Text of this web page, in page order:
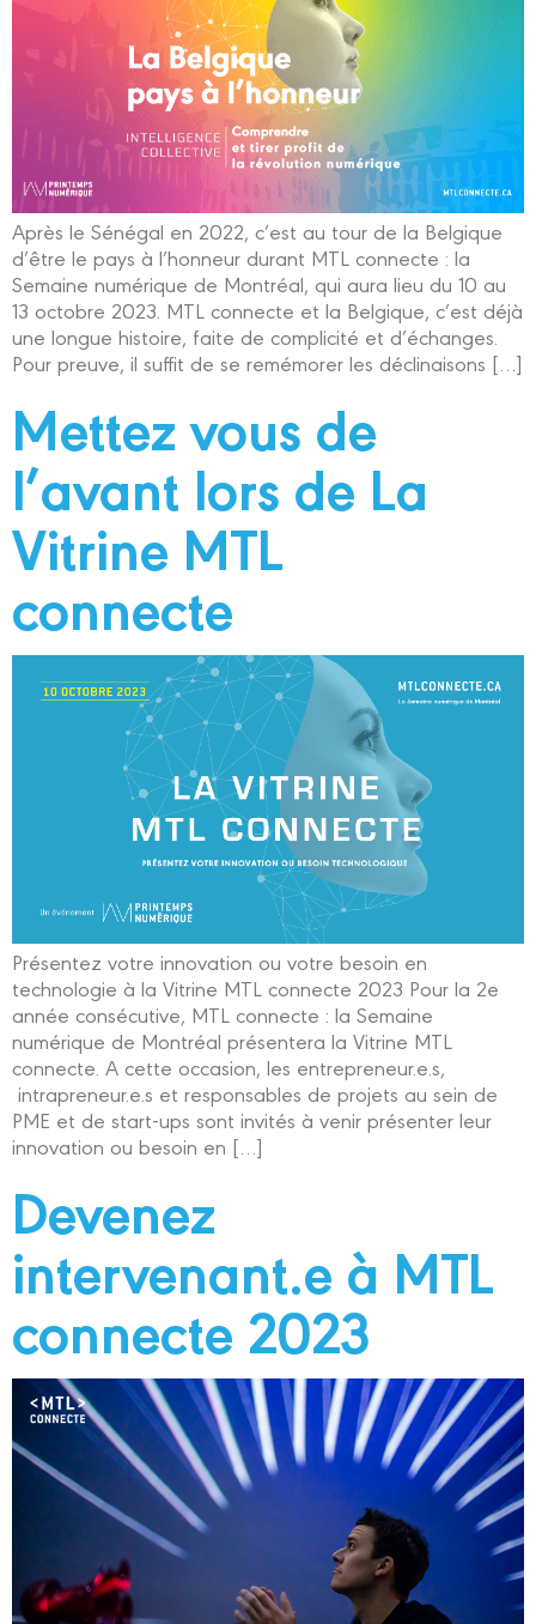
Après le Sénégal en 2022, c’est au tour de la Belgique
d’être le pays à l’honneur durant MTL connecte : la
Semaine numérique de Montréal, qui aura lieu du 10 au
13 octobre 2023. MTL connecte et la Belgique, c’est déjà
une longue histoire, faite de complicité et d’échanges.
Pour preuve, il suffit de se remémorer les déclinaisons […]
Mettez vous de
l’avant lors de La
Vitrine MTL
connecte
Présentez votre innovation ou votre besoin en
technologie à la Vitrine MTL connecte 2023 Pour la 2e
année consécutive, MTL connecte : la Semaine
numérique de Montréal présentera la Vitrine MTL
connecte. A cette occasion, les entrepreneur.e.s,
intrapreneur.e.s et responsables de projets au sein de
PME et de start-ups sont invités à venir présenter leur
innovation ou besoin en […]
Devenez
intervenant.e à MTL
connecte 2023